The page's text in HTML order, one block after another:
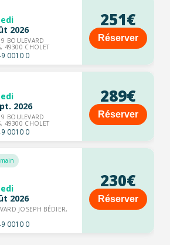
2026
BOULEVARD
49300 CHOLET
0010 0
251€
Réserver
2026
BOULEVARD
49300 CHOLET
0010 0
289€
Réserver
2026
JOSEPH BÉDIER,
0010 0
230€
Réserver